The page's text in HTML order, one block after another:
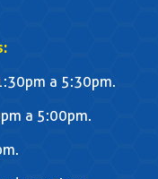
a 5:30pm.
a 5:00pm.